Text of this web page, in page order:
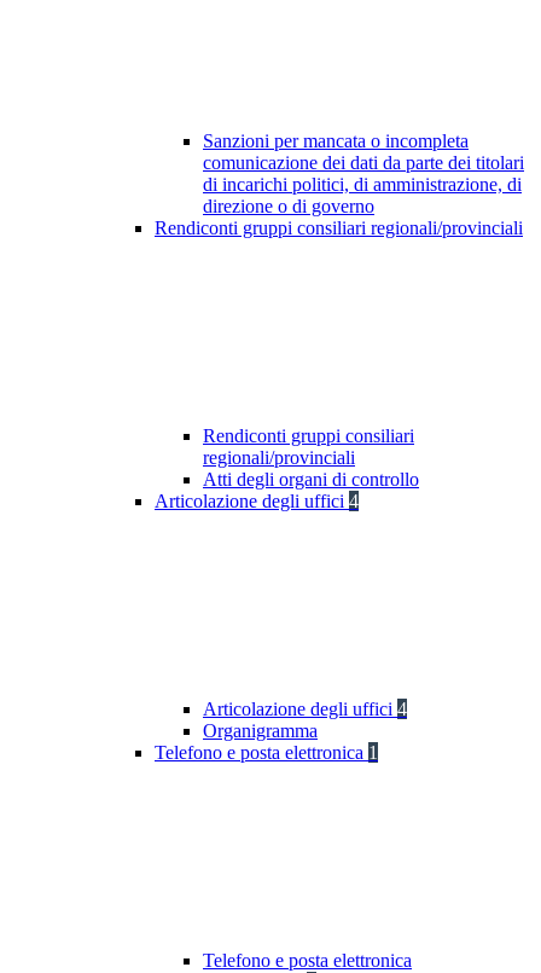
Sanzioni per mancata o incompleta
comunicazione dei dati da parte dei titolari
di incarichi politici, di amministrazione, di
direzione o di governo
Rendiconti gruppi consiliari regionali/provinciali
Rendiconti gruppi consiliari
regionali/provinciali
Atti degli organi di controllo
Articolazione degli uffici 4
Articolazione degli uffici 4
Organigramma
Telefono e posta elettronica 1
Telefono e posta elettronica